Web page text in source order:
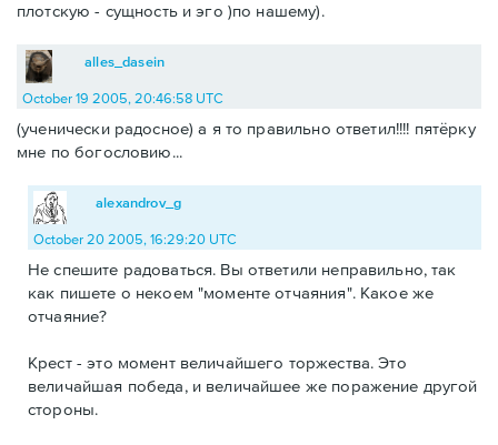
плотскую - сущность и эго )по нашему).
alles_dasein
October 19 2005, 20:46:58 UTC
(ученически радосное) а я то правильно ответил!!!! пятёрку
мне по богословию...
alexandrov_g
October 20 2005, 16:29:20 UTC
Не спешите радоваться. Вы ответили неправильно, так
как пишете о некоем "моменте отчаяния". Какое же
отчаяние?
Крест - это момент величайшего торжества. Это
величайшая победа, и величайшее же поражение другой
стороны.